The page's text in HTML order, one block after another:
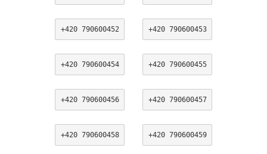
+420 790600452 +420 790600453
+420 790600454 +420 790600455
+420 790600456 +420 790600457
+420 790600458 +420 790600459